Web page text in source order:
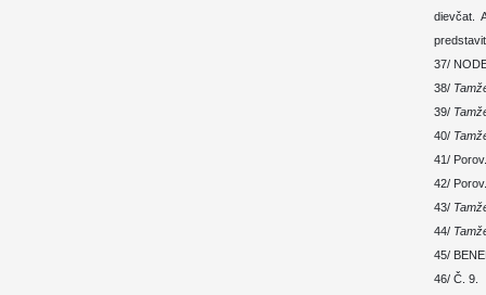
dievčat.
37/
38/
39/
40/
41/
42/
43/
44/
45/
46/ Č. 9.